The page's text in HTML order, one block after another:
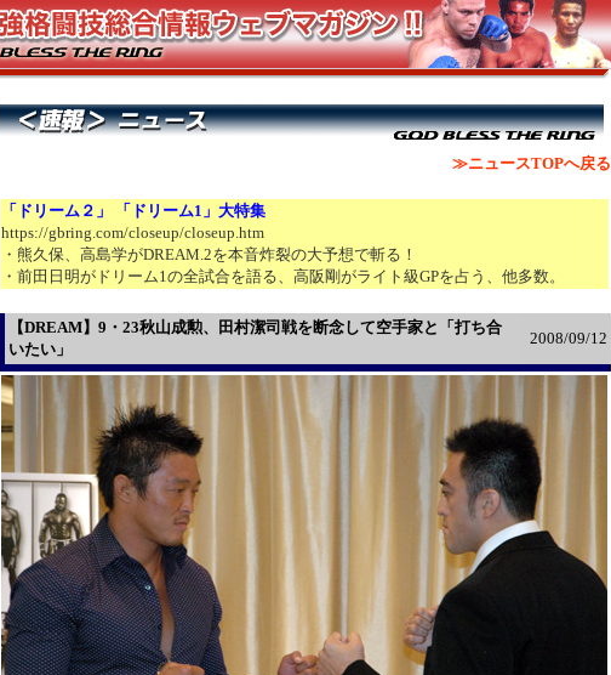
≫ニュースTOPへ戻る
「ドリーム２」 「ドリーム1」大特集
https://gbring.com/closeup/closeup.htm
・熊久保、高島学がDREAM.2を本音炸裂の大予想で斬る！
・前田日明がドリーム1の全試合を語る、高阪剛がライト級GPを占う、他多数。
【DREAM】9・23秋山成勲、田村潔司戦を断念して空手家と「打ち合
いたい」
2008/09/12